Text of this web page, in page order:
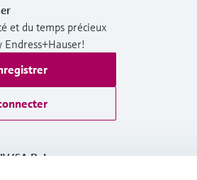
et du temps précieux
Endress+Hauser!
SA BeLux